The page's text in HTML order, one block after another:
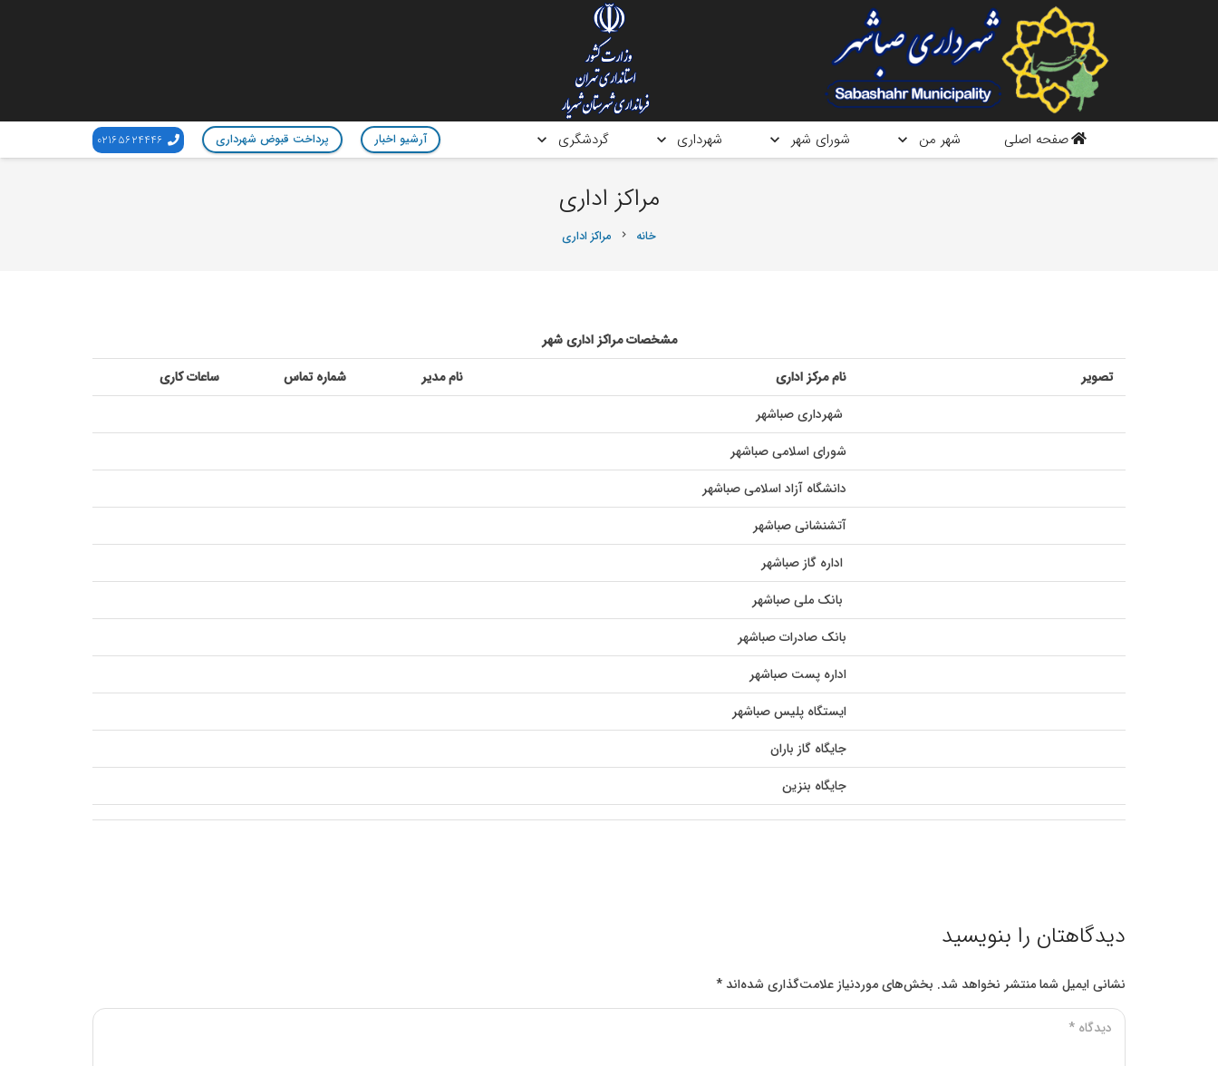
صفحه اصلی شهر من شورای شهر شهرداری گردشگری آرشیو اخبار پرداخت قبوض شهرداری 02165624446
مراکز اداری
خانه chevron_right مراکز اداری
مشخصات مراکز اداری شهر
تصویر
نام مرکز اداری نام مدیر شماره تماس
ساعات کاری
شهرداری صباشهر
شورای اسلامی صباشهر
دانشگاه آزاد اسلامی صباشهر
آتشنشانی صباشهر
اداره گاز صباشهر
بانک ملی صباشهر
بانک صادرات صباشهر
اداره پست صباشهر
ایستگاه پلیس صباشهر
جایگاه گاز باران
جایگاه بنزین
دیدگاهتان را بنویسید
نشانی ایمیل شما منتشر نخواهد شد. بخش‌های موردنیاز علامت‌گذاری شده‌اند *